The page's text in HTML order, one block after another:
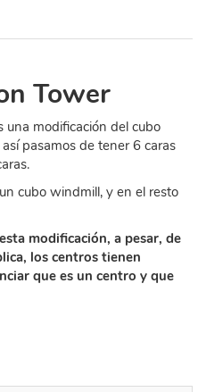
Tower
una modificación del cubo
pasamos de tener 6 caras
cubo windmill, y en el resto
modificación, a pesar, de
los centros tienen
que es un centro y que